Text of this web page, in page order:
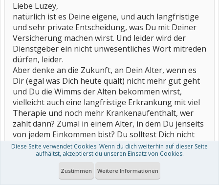
Liebe Luzey,
natürlich ist es Deine eigene, und auch langfristige
und sehr private Entscheidung, was Du mit Deiner
Versicherung machen wirst. Und leider wird der
Dienstgeber ein nicht unwesentliches Wort mitreden
dürfen, leider.
Aber denke an die Zukunft, an Dein Alter, wenn es
Dir (egal was Dich heute quält) nicht mehr gut geht
und Du die Wimms der Alten bekommen wirst,
vielleicht auch eine langfristige Erkrankung mit viel
Therapie und noch mehr Krankenaufenthalt, wer
zahlt dann? Zumal in einem Alter, in dem Du jenseits
von jedem Einkommen bist? Du solltest Dich nicht
auf das heute System verlassen, und sicherlich nicht
auf die (fetten) Zahlungen der Behilfe. Denke nur an
die heutigen ex-Beamten von Niedersachsen.
Diese Seite verwendet Cookies. Wenn du dich weiterhin auf dieser Seite
aufhältst, akzeptierst du unseren Einsatz von Cookies.
Zustimmen Weitere Informationen